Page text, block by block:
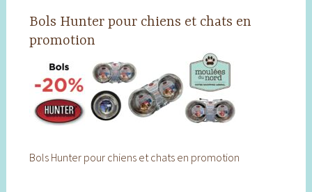
Bols Hunter pour chiens et chats en
promotion
Bols Hunter pour chiens et chats en promotion